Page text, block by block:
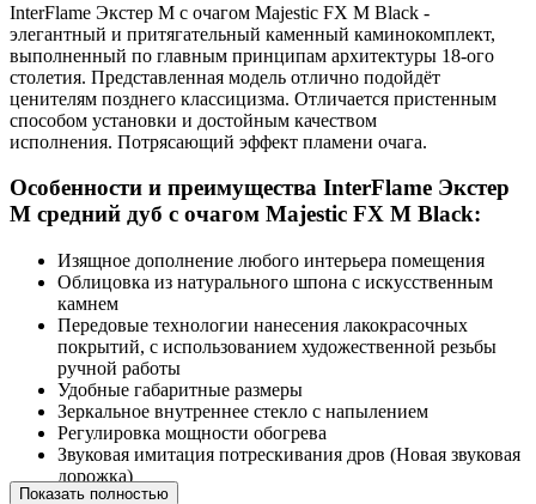
InterFlame Экстер М с очагом Majestic FX M Black -
элегантный и притягательный каменный каминокомплект,
выполненный по главным принципам архитектуры 18-ого
столетия. Представленная модель отлично подойдёт
ценителям позднего классицизма. Отличается пристенным
способом установки и достойным качеством
исполнения. Потрясающий эффект пламени очага.
Особенности и преимущества InterFlame Экстер
М средний дуб с очагом Majestic FX M Black:
Изящное дополнение любого интерьера помещения
Облицовка из натурального шпона с искусственным
камнем
Передовые технологии нанесения лакокрасочных
покрытий, с использованием художественной резьбы
ручной работы
Удобные габаритные размеры
Зеркальное внутреннее стекло с напылением
Регулировка мощности обогрева
Звуковая имитация потрескивания дров (Новая звуковая
дорожка)
Показать полностью